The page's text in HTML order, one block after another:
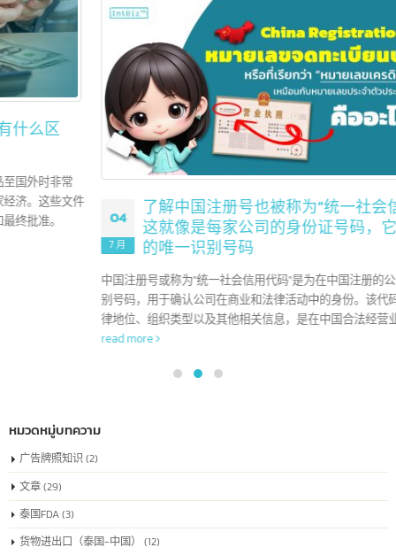
7 月 美国是世界上最具影响力的金融机构的所在地。凭借其最大的经
体系和复杂的金融市场，美国银行已成为在推动国内和全球经济
发挥重要作用的全球参与者。在本文中，我们将带您了解美国顶级银行
些银行在塑造全球金融行业的方向上发挥着关键作用。read more
了解中国注册号也被称为”统一社会信用代码”
这就像是每家公司的身份证号码，它是每家公
中国注册号或称为"统一社会信用代码"是为在中国注册的公司颁发的唯一
别号码，用于确认公司在商业和法律活动中的身份。该代码包含了公司
律地位、组织类型以及其他相关信息，是在中国合法经营业务所必需的。
read more